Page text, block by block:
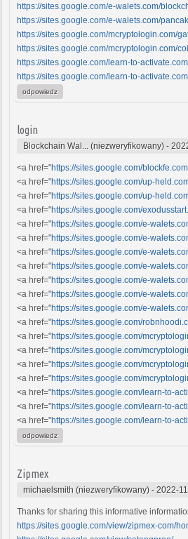
https://sites.google.com/e-walets.com/
https://sites.google.com/e-walets.com/
https://sites.google.com/mcryptologin.com/
https://sites.google.com/mcryptologin.com/
https://sites.google.com/learn-to-
https://sites.google.com/learn-to-
odpowiedz
login
Blockchain Wal... (niezweryfikowany) -
<a href="https://sites.google.com/
<a href="https://sites.google.com/up-
<a href="https://sites.google.com/up-
<a href="https://sites.google.com/
<a href="https://sites.google.com/e-
<a href="https://sites.google.com/e-
<a href="https://sites.google.com/e-
<a href="https://sites.google.com/e-
<a href="https://sites.google.com/e-
<a href="https://sites.google.com/e-
<a href="https://sites.google.com/e-
<a href="https://sites.google.com/
<a href="https://sites.google.com/
<a href="https://sites.google.com/
<a href="https://sites.google.com/
<a href="https://sites.google.com/
<a href="https://sites.google.com/learn-to-
<a href="https://sites.google.com/learn-to-
<a href="https://sites.google.com/learn-to-
odpowiedz
Zipmex
michaelsmith (niezweryfikowany) - 2022-
Thanks for sharing this informative
https://sites.google.com/view/zipmex-com/